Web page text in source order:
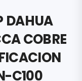
DAHUA
COBRE
C100